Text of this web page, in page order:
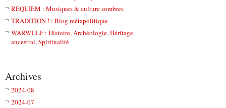
REQUIEM : Musiques & culture sombres
TRADITION ! : Blog métapolitique
WARWULF : Histoire, Archéologie, Héritage
ancestral, Spiritualité
Archives
2024-08
2024-07